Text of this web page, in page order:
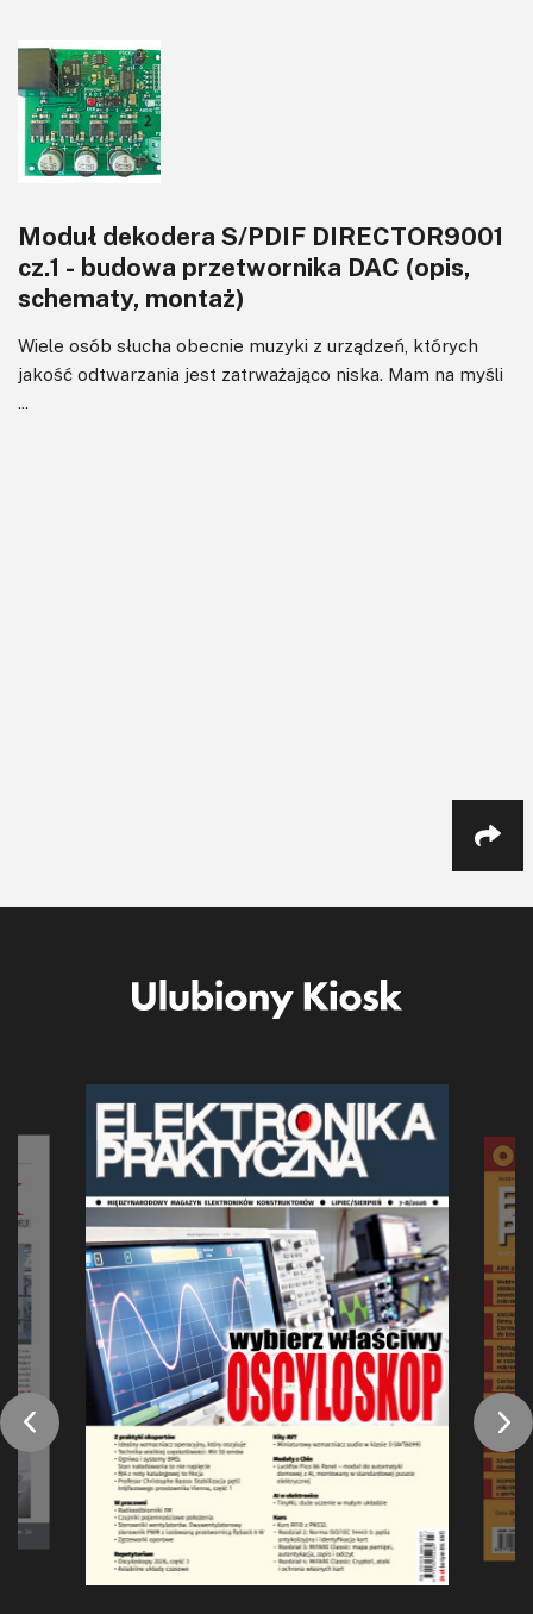
Moduł dekodera S/PDIF DIRECTOR9001
cz.1 - budowa przetwornika DAC (opis,
schematy, montaż)
Wiele osób słucha obecnie muzyki z urządzeń, których
jakość odtwarzania jest zatrważająco niska. Mam na myśli
...